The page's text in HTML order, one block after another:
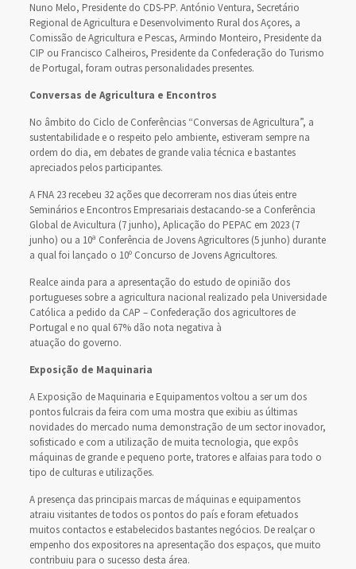
Nuno Melo, Presidente do CDS-PP. António Ventura, Secretário
Regional de Agricultura e Desenvolvimento Rural dos Açores, a
Comissão de Agricultura e Pescas, Armindo Monteiro, Presidente da
CIP ou Francisco Calheiros, Presidente da Confederação do Turismo
de Portugal, foram outras personalidades presentes.
Conversas de Agricultura e Encontros
No âmbito do Ciclo de Conferências “Conversas de Agricultura”, a
sustentabilidade e o respeito pelo ambiente, estiveram sempre na
ordem do dia, em debates de grande valia técnica e bastantes
apreciados pelos participantes.
A FNA 23 recebeu 32 ações que decorreram nos dias úteis entre
Seminários e Encontros Empresariais destacando-se a Conferência
Global de Avicultura (7 junho), Aplicação do PEPAC em 2023 (7
junho) ou a 10ª Conferência de Jovens Agricultores (5 junho) durante
a qual foi lançado o 10º Concurso de Jovens Agricultores.
Realce ainda para a apresentação do estudo de opinião dos
portugueses sobre a agricultura nacional realizado pela Universidade
Católica a pedido da CAP – Confederação dos agricultores de
Portugal e no qual 67% dão nota negativa à
atuação do governo.
Exposição de Maquinaria
A Exposição de Maquinaria e Equipamentos voltou a ser um dos
pontos fulcrais da feira com uma mostra que exibiu as últimas
novidades do mercado numa demonstração de um sector inovador,
sofisticado e com a utilização de muita tecnologia, que expôs
máquinas de grande e pequeno porte, tratores e alfaias para todo o
tipo de culturas e utilizações.
A presença das principais marcas de máquinas e equipamentos
atraiu visitantes de todos os pontos do país e foram efetuados
muitos contactos e estabelecidos bastantes negócios. De realçar o
empenho dos expositores na apresentação dos espaços, que muito
contribuiu para o sucesso desta área.